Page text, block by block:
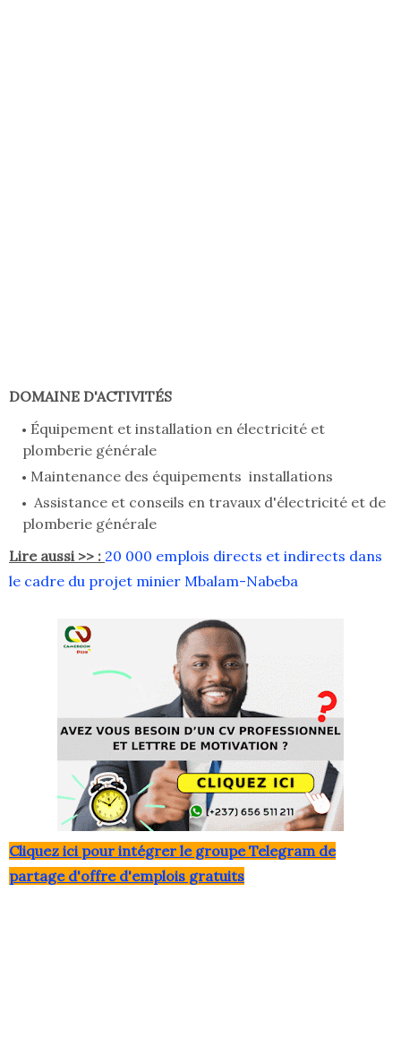
DOMAINE D'ACTIVITÉS
Équipement et installation en électricité et
plomberie générale
Maintenance des équipements installations
Assistance et conseils en travaux d'électricité et de
plomberie générale
Lire aussi >> : 20 000 emplois directs et indirects dans
le cadre du projet minier Mbalam-Nabeba
Cliquez ici pour intégrer le groupe Telegram de
partage d'offre d'emplois gratuits